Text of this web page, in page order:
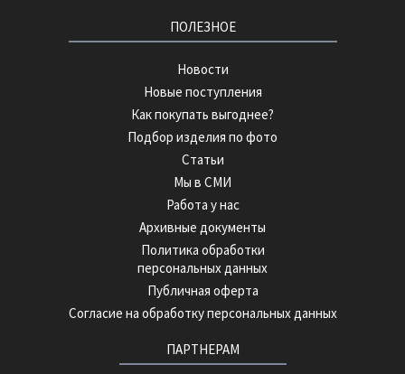
ПОЛЕЗНОЕ
Новости
Новые поступления
Как покупать выгоднее?
Подбор изделия по фото
Статьи
Мы в СМИ
Работа у нас
Архивные документы
Политика обработки
персональных данных
Публичная оферта
Согласие на обработку персональных данных
ПАРТНЕРАМ